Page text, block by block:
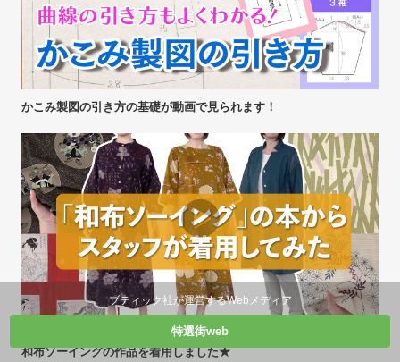
かこみ製図の引き方の基礎が動画で見られます！
和布ソーイングの作品を着用しました★
ブティック社が運営するWebメディア
特選街web